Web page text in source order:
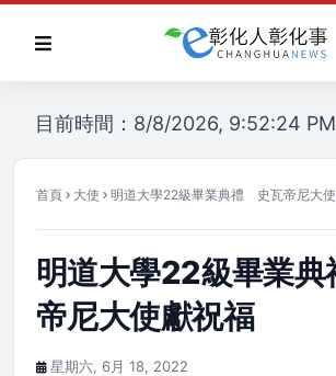
目前時間：8/8/2026, 9:52:24 PM
首頁 大使 明道大學22級畢業典禮 史瓦帝尼大
明道大學22級畢業
帝尼大使獻祝福
星期六, 6月 18, 2022